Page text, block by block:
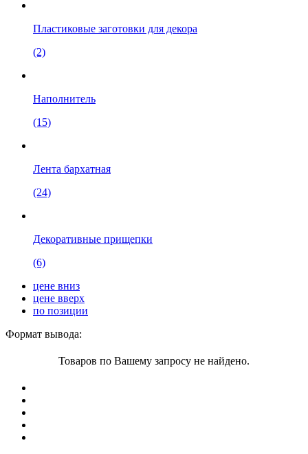
Пластиковые заготовки для декора
(2)
Наполнитель
(15)
Лента бархатная
(24)
Декоративные прищепки
(6)
цене вниз
цене вверх
по позиции
Формат вывода:
Товаров по Вашему запросу не найдено.